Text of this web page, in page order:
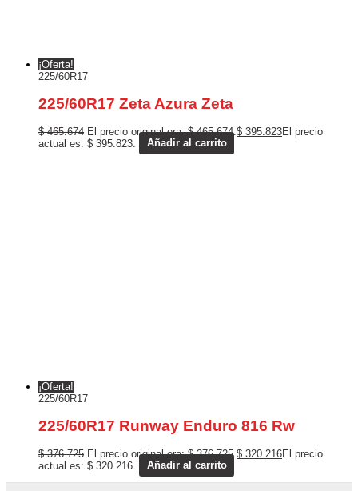
¡Oferta!
225/60R17
225/60R17 Zeta Azura Zeta
$465.674 El precio original era: $ 465.674. $ 395.823El precio
actual es: $ 395.823.
Añadir al carrito
¡Oferta!
225/60R17
225/60R17 Runway Enduro 816 Rw
$376.725 El precio original era: $ 376.725. $ 320.216El precio
actual es: $ 320.216.
Añadir al carrito